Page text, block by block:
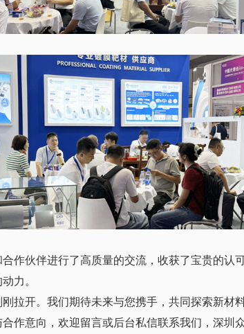
作伙伴进行了高质量的交流，收获了宝贵的认
力。
拉开。我们期待未来与您携手，共同探索新材
合作意向，欢迎留言或后台私信联系我们，深圳